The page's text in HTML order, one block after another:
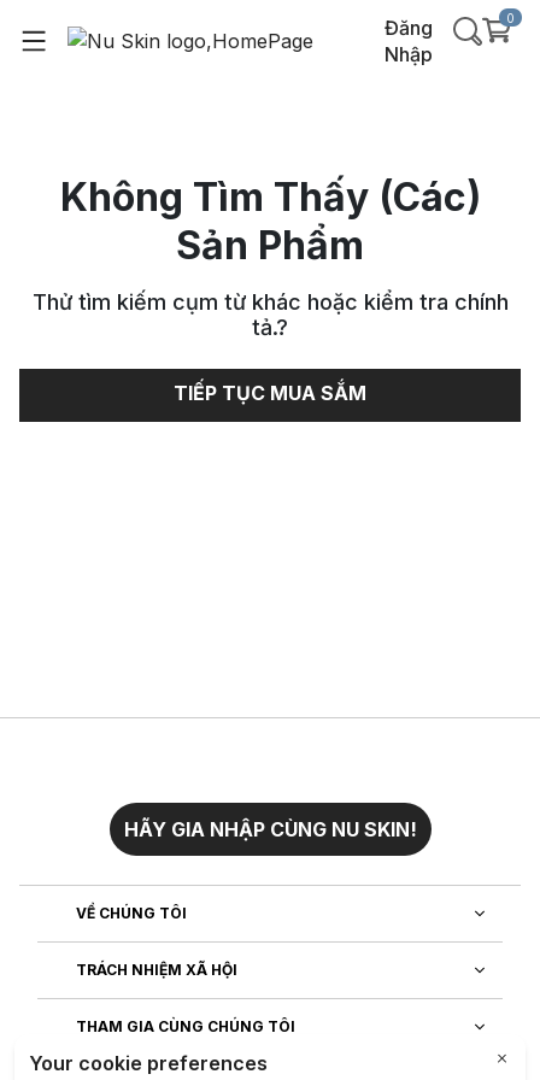
Đăng
Nhập
0
Không Tìm Thấy (Các)
Sản Phẩm
Thử tìm kiếm cụm từ khác hoặc kiểm tra chính
tả.?
TIẾP TỤC MUA SẮM
HÃY GIA NHẬP CÙNG NU SKIN!
VỀ CHÚNG TÔI
TRÁCH NHIỆM XÃ HỘI
THAM GIA CÙNG CHÚNG TÔI